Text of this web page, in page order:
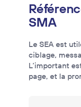
SMA
Le SEA est
ciblage,
L’important
page, et la